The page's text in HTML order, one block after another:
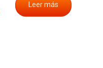
Leer más